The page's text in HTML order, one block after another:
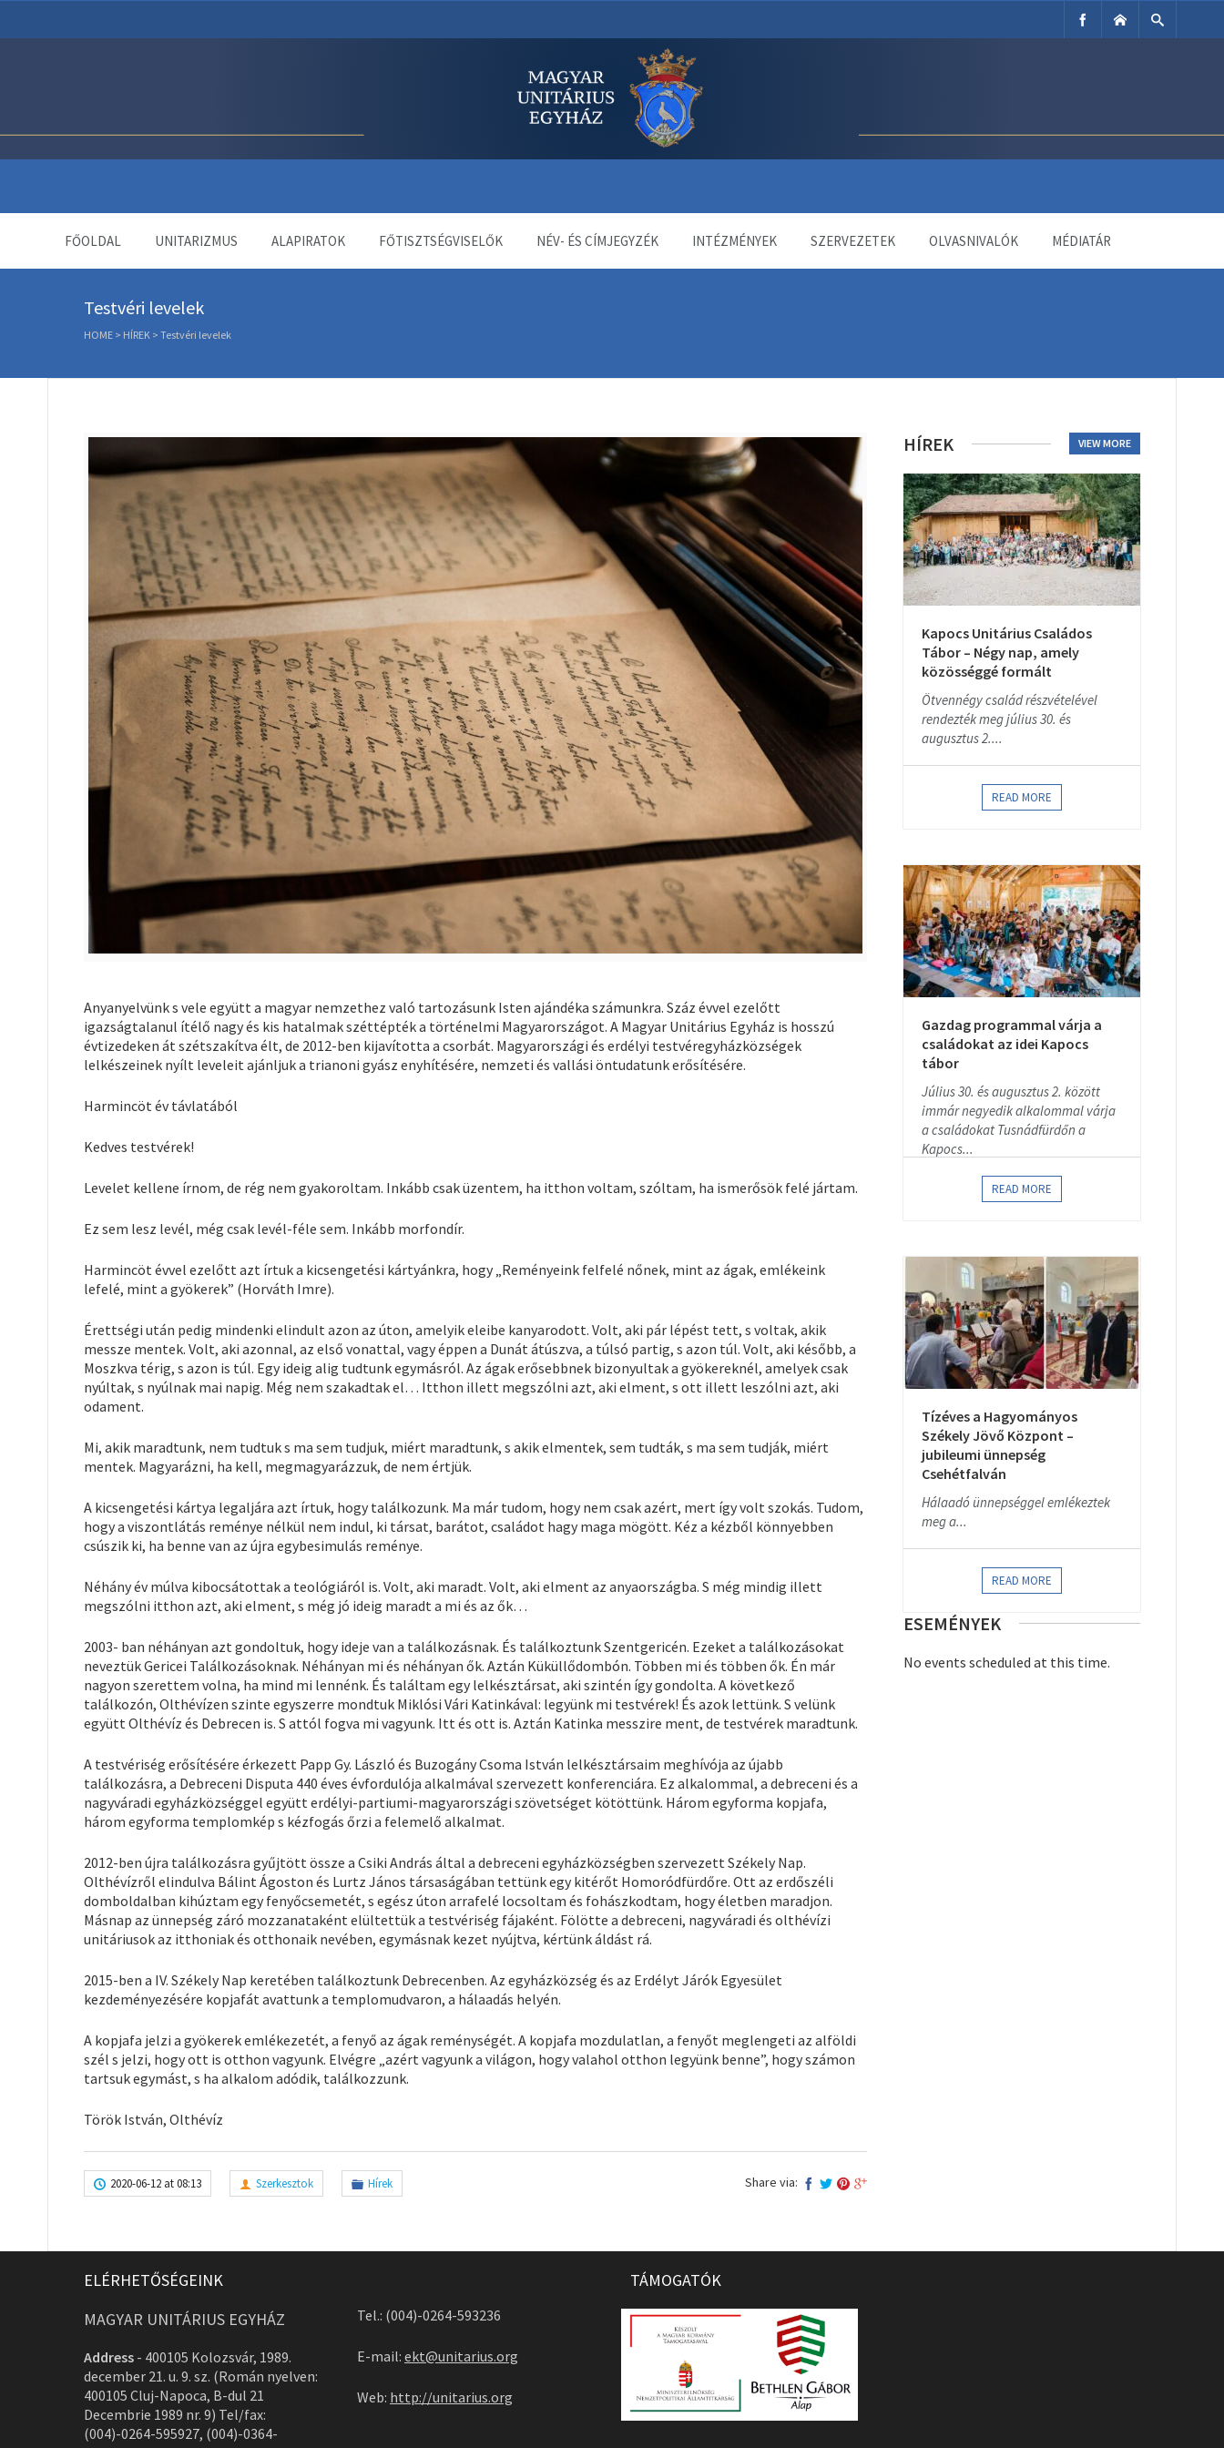
FŐOLDAL UNITARIZMUS ALAPIRATOK FŐTISZTSÉGVISELŐK NÉV- ÉS CÍMJEGYZÉK INTÉZMÉNYEK SZERVEZETEK OLVASNIVALÓK MÉDIATÁR
Testvéri levelek
HOME > HÍREK > Testvéri levelek
Anyanyelvünk s vele együtt a magyar nemzethez való tartozásunk Isten ajándéka számunkra. Száz évvel ezelőtt
igazságtalanul ítélő nagy és kis hatalmak széttépték a történelmi Magyarországot. A Magyar Unitárius Egyház is hosszú
évtizedeken át szétszakítva élt, de 2012-ben kijavította a csorbát. Magyarországi és erdélyi testvéregyházközségek
lelkészeinek nyílt leveleit ajánljuk a trianoni gyász enyhítésére, nemzeti és vallási öntudatunk erősítésére.
Harmincöt év távlatából
Kedves testvérek!
Levelet kellene írnom, de rég nem gyakoroltam. Inkább csak üzentem, ha itthon voltam, szóltam, ha ismerősök felé jártam.
Ez sem lesz levél, még csak levél-féle sem. Inkább morfondír.
Harmincöt évvel ezelőtt azt írtuk a kicsengetési kártyánkra, hogy „Reményeink felfelé nőnek, mint az ágak, emlékeink
lefelé, mint a gyökerek” (Horváth Imre).
Érettségi után pedig mindenki elindult azon az úton, amelyik eleibe kanyarodott. Volt, aki pár lépést tett, s voltak, akik
messze mentek. Volt, aki azonnal, az első vonattal, vagy éppen a Dunát átúszva, a túlsó partig, s azon túl. Volt, aki később, a
Moszkva térig, s azon is túl. Egy ideig alig tudtunk egymásról. Az ágak erősebbnek bizonyultak a gyökereknél, amelyek csak
nyúltak, s nyúlnak mai napig. Még nem szakadtak el… Itthon illett megszólni azt, aki elment, s ott illett leszólni azt, aki
odament.
Mi, akik maradtunk, nem tudtuk s ma sem tudjuk, miért maradtunk, s akik elmentek, sem tudták, s ma sem tudják, miért
mentek. Magyarázni, ha kell, megmagyarázzuk, de nem értjük.
A kicsengetési kártya legaljára azt írtuk, hogy találkozunk. Ma már tudom, hogy nem csak azért, mert így volt szokás. Tudom,
hogy a viszontlátás reménye nélkül nem indul, ki társat, barátot, családot hagy maga mögött. Kéz a kézből könnyebben
csúszik ki, ha benne van az újra egybesimulás reménye.
Néhány év múlva kibocsátottak a teológiáról is. Volt, aki maradt. Volt, aki elment az anyaországba. S még mindig illett
megszólni itthon azt, aki elment, s még jó ideig maradt a mi és az ők…
2003- ban néhányan azt gondoltuk, hogy ideje van a találkozásnak. És találkoztunk Szentgericén. Ezeket a találkozásokat
neveztük Gericei Találkozásoknak. Néhányan mi és néhányan ők. Aztán Küküllődombón. Többen mi és többen ők. Én már
nagyon szerettem volna, ha mind mi lennénk. És találtam egy lelkésztársat, aki szintén így gondolta. A következő
találkozón, Olthévízen szinte egyszerre mondtuk Miklósi Vári Katinkával: legyünk mi testvérek! És azok lettünk. S velünk
együtt Olthévíz és Debrecen is. S attól fogva mi vagyunk. Itt és ott is. Aztán Katinka messzire ment, de testvérek maradtunk.
A testvériség erősítésére érkezett Papp Gy. László és Buzogány Csoma István lelkésztársaim meghívója az újabb
találkozásra, a Debreceni Disputa 440 éves évfordulója alkalmával szervezett konferenciára. Ez alkalommal, a debreceni és a
nagyváradi egyházközséggel együtt erdélyi-partiumi-magyarországi szövetséget kötöttünk. Három egyforma kopjafa,
három egyforma templomkép s kézfogás őrzi a felemelő alkalmat.
2012-ben újra találkozásra gyűjtött össze a Csiki András által a debreceni egyházközségben szervezett Székely Nap.
Olthévízről elindulva Bálint Ágoston és Lurtz János társaságában tettünk egy kitérőt Homoródfürdőre. Ott az erdőszéli
domboldalban kihúztam egy fenyőcsemetét, s egész úton arrafelé locsoltam és fohászkodtam, hogy életben maradjon.
Másnap az ünnepség záró mozzanataként elültettük a testvériség fájaként. Fölötte a debreceni, nagyváradi és olthévízi
unitáriusok az itthoniak és otthonaik nevében, egymásnak kezet nyújtva, kértünk áldást rá.
2015-ben a IV. Székely Nap keretében találkoztunk Debrecenben. Az egyházközség és az Erdélyt Járók Egyesület
kezdeményezésére kopjafát avattunk a templomudvaron, a hálaadás helyén.
A kopjafa jelzi a gyökerek emlékezetét, a fenyő az ágak reménységét. A kopjafa mozdulatlan, a fenyőt meglengeti az alföldi
szél s jelzi, hogy ott is otthon vagyunk. Elvégre „azért vagyunk a világon, hogy valahol otthon legyünk benne”, hogy számon
tartsuk egymást, s ha alkalom adódik, találkozzunk.
Török István, Olthévíz
2020-06-12 at 08:13 Szerkesztok Hírek Share via:
HÍREK VIEW MORE
Kapocs Unitárius Családos
Tábor – Négy nap, amely
közösséggé formált
Ötvennégy család részvételével
rendezték meg július 30. és
augusztus 2....
READ MORE
Gazdag programmal várja a
családokat az idei Kapocs
tábor
Július 30. és augusztus 2. között
immár negyedik alkalommal várja
a családokat Tusnádfürdőn a
Kapocs...
READ MORE
Tízéves a Hagyományos
Székely Jövő Központ –
jubileumi ünnepség
Csehétfalván
Hálaadó ünnepséggel emlékeztek
meg a...
READ MORE
ESEMÉNYEK
No events scheduled at this time.
ELÉRHETŐSÉGEINK
MAGYAR UNITÁRIUS EGYHÁZ
Address - 400105 Kolozsvár, 1989.
december 21. u. 9. sz. (Román nyelven:
400105 Cluj-Napoca, B-dul 21
Decembrie 1989 nr. 9) Tel/fax:
(004)-0264-595927, (004)-0364-
Tel.: (004)-0264-593236
E-mail: ekt@unitarius.org
Web: http://unitarius.org
TÁMOGATÓK